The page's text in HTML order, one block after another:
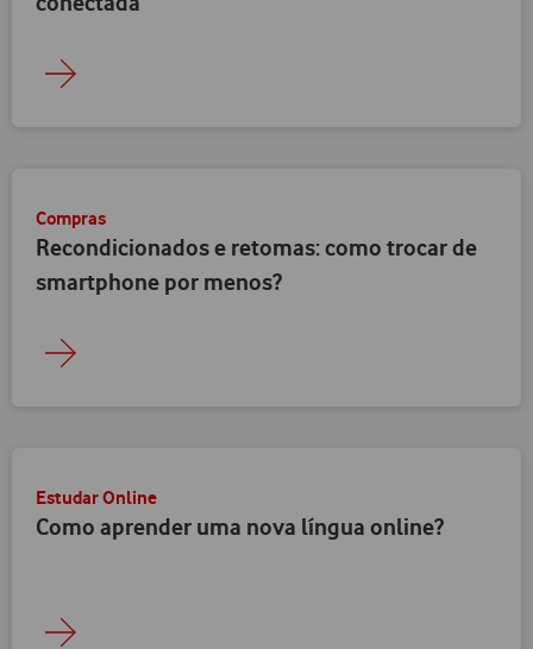
Compras
Recondicionados e retomas: como trocar de
smartphone por menos?
Estudar Online
Como aprender uma nova língua online?